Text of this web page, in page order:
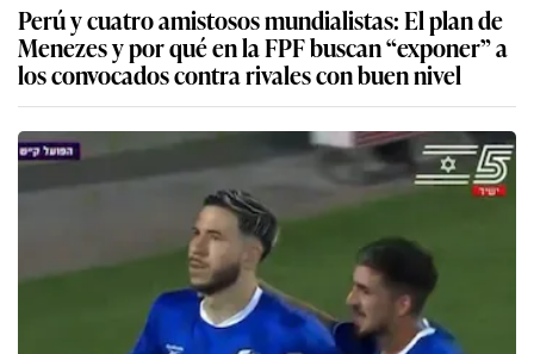
Perú y cuatro amistosos mundialistas: El plan de
Menezes y por qué en la FPF buscan “exponer” a
los convocados contra rivales con buen nivel